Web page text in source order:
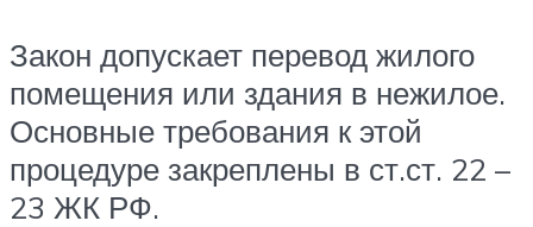
Закон допускает перевод жилого
помещения или здания в нежилое.
Основные требования к этой
процедуре закреплены в ст.ст. 22 –
23 ЖК РФ.